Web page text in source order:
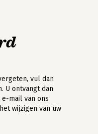
vul dan
U ontvangt dan
mail van ons
wijzigen van uw